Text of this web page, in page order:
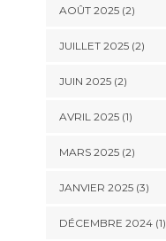
AOÛT 2025(2)
JUILLET 2025(2)
JUIN 2025(2)
AVRIL 2025(1)
MARS 2025(2)
JANVIER 2025(3)
DÉCEMBRE 2024(1)